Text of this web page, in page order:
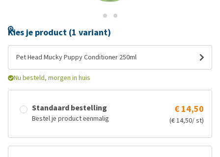
Kies je product (1 variant)
Pet Head Mucky Puppy Conditioner 250ml
Nu besteld, morgen in huis
Standaard bestelling
Bestel je product eenmalig
€ 14,50
(€ 14,50/ st)